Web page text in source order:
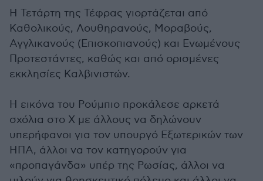
Η Τετάρτη της Τέφρας γιορτάζεται από
Καθολικούς, Λουθηρανούς, Μοραβούς,
Αγγλικανούς (Επισκοπιανούς) και Ενωμένους
Προτεστάντες, καθώς και από ορισμένες
εκκλησίες Καλβινιστών.
Η εικόνα του Ρούμπιο προκάλεσε αρκετά
σχόλια στο Χ με άλλους να δηλώνουν
υπερήφανοι για τον υπουργό Εξωτερικών των
ΗΠΑ, άλλοι να τον κατηγορούν για
«προπαγάνδα» υπέρ της Ρωσίας, άλλοι να